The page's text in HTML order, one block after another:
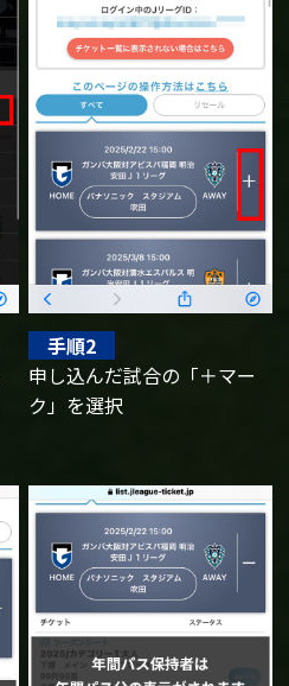
手順2
申し込んだ試合の「＋マー
ク」を選択